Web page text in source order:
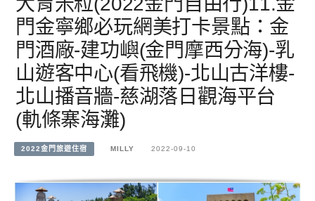
門金寧鄉必玩網美打卡景點：金
門酒廠-建功嶼(金門摩西分海)-乳
山遊客中心(看飛機)-北山古洋樓-
北山播音牆-慈湖落日觀海平台
(軌條寨海灘)
2022金門旅遊住宿 MILLY 2022-09-10